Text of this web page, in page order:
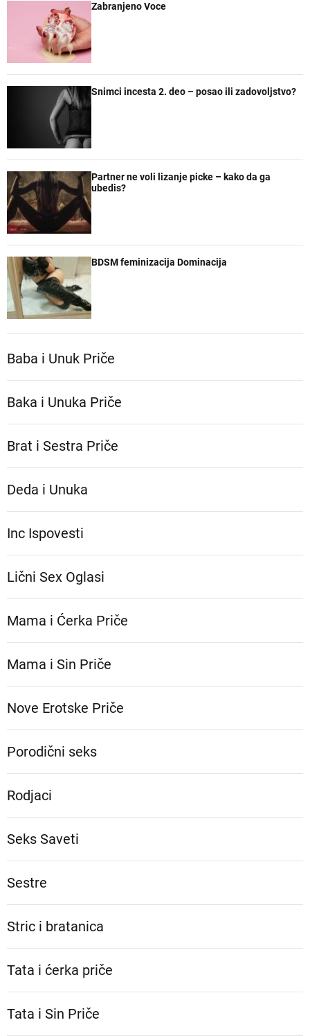
Zabranjeno Voce
Snimci incesta 2. deo – posao ili zadovoljstvo?
Partner ne voli lizanje picke – kako da ga
ubedis?
BDSM feminizacija Dominacija
Baba i Unuk Priče
Baka i Unuka Pričе
Brat i Sestra Priče
Deda i Unuka
Inc Ispovesti
Lični Sex Oglasi
Mama i Ćerka Priče
Mama i Sin Priče
Nove Erotske Priče
Porodični seks
Rodjaci
Seks Saveti
Sestre
Stric i bratanica
Tata i ćerka priče
Tata i Sin Priče